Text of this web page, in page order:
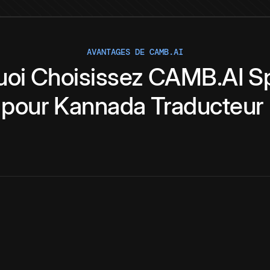
AVANTAGES DE CAMB.AI
Choisissez CAMB.AI
pour Kannada Traducteur